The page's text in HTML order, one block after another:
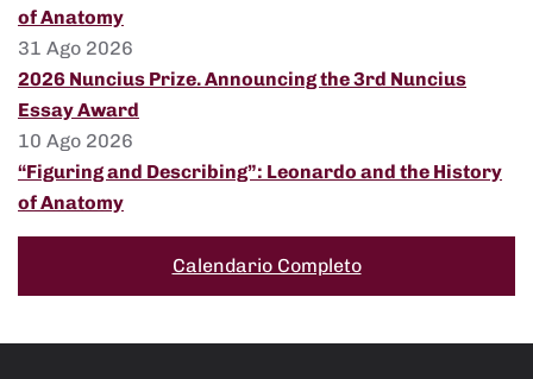
of Anatomy
31 Ago 2026
2026 Nuncius Prize. Announcing the 3rd Nuncius
Essay Award
10 Ago 2026
“Figuring and Describing”: Leonardo and the History
of Anatomy
Calendario Completo